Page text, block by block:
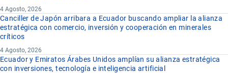
4 Agosto, 2026
Canciller de Japón arribara a Ecuador buscando ampliar la alianza
estratégica con comercio, inversión y cooperación en minerales
críticos
4 Agosto, 2026
Ecuador y Emiratos Árabes Unidos amplían su alianza estratégica
con inversiones, tecnología e inteligencia artificial